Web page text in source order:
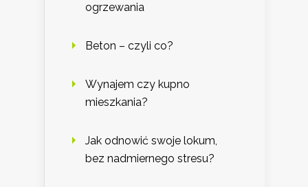
ogrzewania
Beton – czyli co?
Wynajem czy kupno
mieszkania?
Jak odnowić swoje lokum,
bez nadmiernego stresu?